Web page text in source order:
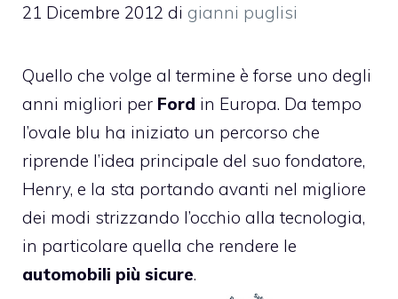
21 Dicembre 2012 di gianni puglisi
Quello che volge al termine è forse uno degli
anni migliori per Ford in Europa. Da tempo
l’ovale blu ha iniziato un percorso che
riprende l’idea principale del suo fondatore,
Henry, e la sta portando avanti nel migliore
dei modi strizzando l’occhio alla tecnologia,
in particolare quella che rendere le
automobili più sicure.